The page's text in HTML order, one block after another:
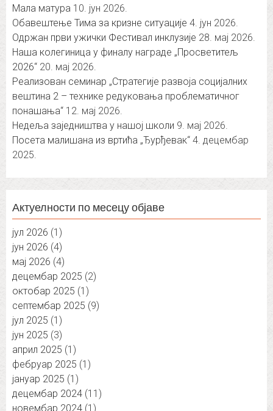
Мала матура 10. јун 2026.
Обавештење Тима за кризне ситуације 4. јун 2026.
Одржан први ужички Фестивал инклузије 28. мај 2026.
Наша колегиница у финалу награде „Просветитељ
2026“ 20. мај 2026.
Реализован семинар „Стратегије развоја социјалних
вештина 2 – технике редуковања проблематичног
понашања“ 12. мај 2026.
Недеља заједништва у нашој школи 9. мај 2026.
Посета малишана из вртића „Ђурђевак“ 4. децембар
2025.
Актуелности по месецу објаве
јул 2026 (1)
јун 2026 (4)
мај 2026 (4)
децембар 2025 (2)
октобар 2025 (1)
септембар 2025 (9)
јул 2025 (1)
јун 2025 (3)
април 2025 (1)
фебруар 2025 (1)
јануар 2025 (1)
децембар 2024 (11)
новембар 2024 (1)